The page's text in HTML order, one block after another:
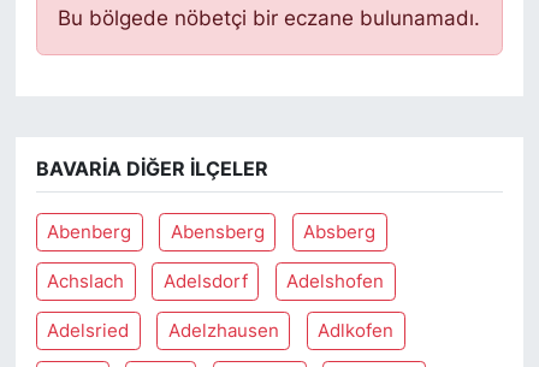
Bu bölgede nöbetçi bir eczane bulunamadı.
BAVARIA DIĞER İLÇELER
Abenberg Abensberg Absberg
Achslach Adelsdorf Adelshofen
Adelsried Adelzhausen Adlkofen